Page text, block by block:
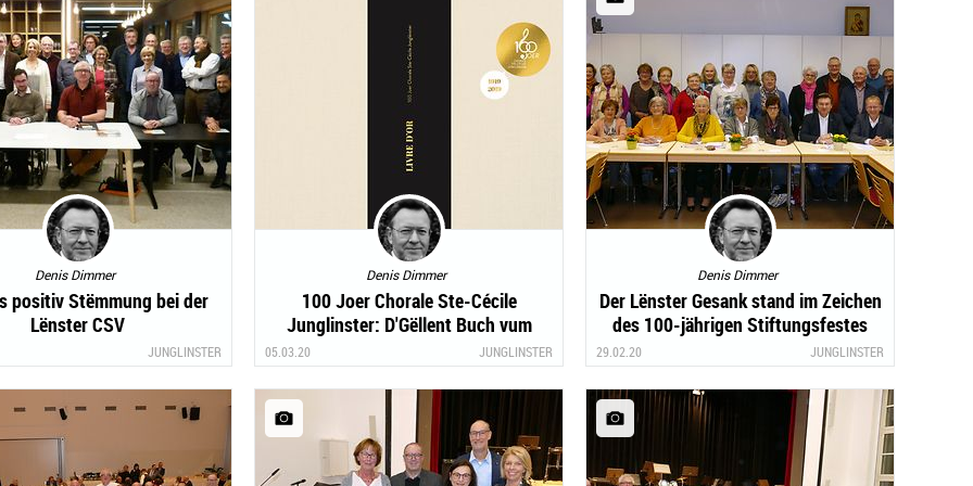
Denis Dimmer
positiv Stëmmung bei der
Lënster CSV
JUNGLINSTER
Denis Dimmer
100 Joer Chorale Ste-Cécile
Junglinster: D'Gëllent Buch vum
05.03.20 JUNGLINSTER
Denis Dimmer
Der Lënster Gesank stand im Zeichen
des 100-jährigen Stiftungsfestes
29.02.20 JUNGLINSTER